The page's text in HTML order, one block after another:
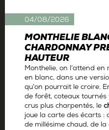
MONTHELIE
CHARDONNAY
HAUTEUR
Monthelie, on l’attend en
en blanc, dans une
qu’on pourrait le croire.
de forêt, coteaux
crus plus charpentés, le
joue la carte des écarts :
de millésime chaud, de
04/08/2026